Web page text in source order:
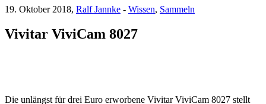
19. Oktober 2018, Ralf Jannke - Wissen, Sammeln
Vivitar ViviCam 8027
Die unlängst für drei Euro erworbene Vivitar ViviCam 8027 stellt